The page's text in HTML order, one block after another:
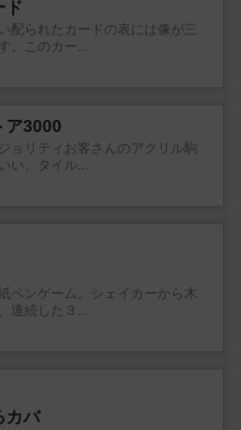
ド
配られたカードの表には像が三
。このカー...
ア3000
ョリティお客さんのアクリル駒
い、タイル...
ペンゲーム。シェイカーから木
連続した３...
カバ